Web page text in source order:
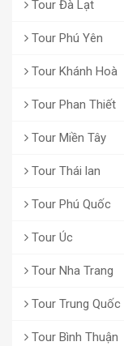
Tour Đà Lạt
Tour Phú Yên
Tour Khánh Hoà
Tour Phan Thiết
Tour Miền Tây
Tour Thái lan
Tour Phú Quốc
Tour Úc
Tour Nha Trang
Tour Trung Quốc
Tour Bình Thuận